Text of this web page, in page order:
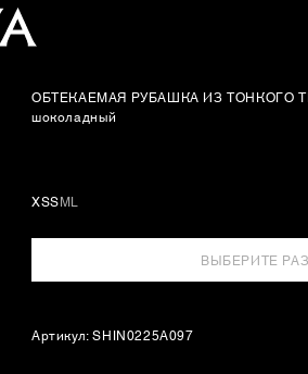
ОБТЕКАЕМАЯ РУБАШКА ИЗ ТОНКОГО
шоколадный
XSSML
ВЫБЕРИТЕ
Артикул: SHIN0225A097